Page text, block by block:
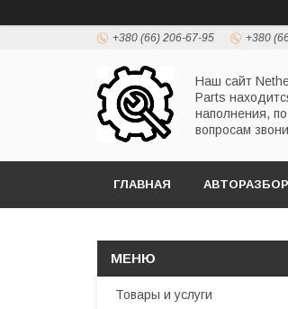
+380 (66) 206-67-95 +380
Наш сайт
Parts
наполнения,
вопросам
ГЛАВНАЯ
Товары и услуги